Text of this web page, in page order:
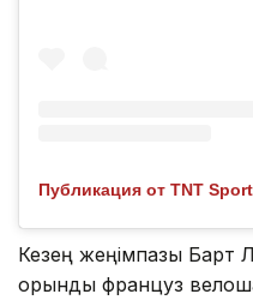
Публикация от TNT
Кезең жеңімпазы Барт
орынды француз